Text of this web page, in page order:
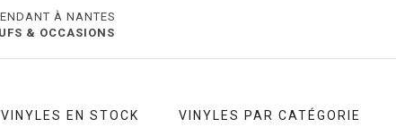
À NANTES
& OCCASIONS
VINYLES EN STOCK VINYLES PAR CATÉGORIE